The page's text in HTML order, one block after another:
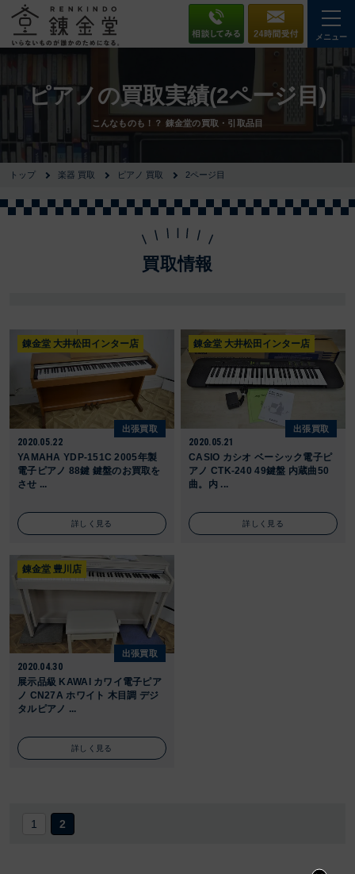
メニュー
ピアノの買取実績(2ページ目)
こんなものも！？ 錬金堂の買取・引取品目
トップ 楽器 買取 ピアノ 買取 2ページ目
買取情報
錬金堂 大井松田インター店
出張買取
2020.05.22
YAMAHA YDP-151C 2005年製
電子ピアノ 88鍵 鍵盤のお買取を
させ ...
詳しく見る
錬金堂 大井松田インター店
出張買取
2020.05.21
CASIO カシオ ベーシック電子ピ
アノ CTK-240 49鍵盤 内蔵曲50
曲。内 ...
詳しく見る
錬金堂 豊川店
出張買取
2020.04.30
展示品級 KAWAI カワイ電子ピア
ノ CN27A ホワイト 木目調 デジ
タルピアノ ...
詳しく見る
1 2